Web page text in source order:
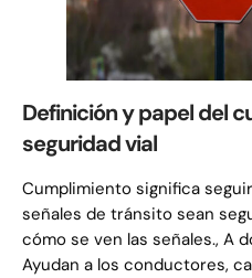
Definición y papel del
seguridad vial
Cumplimiento significa
señales de tránsito sean
cómo se ven las señales., A
Ayudan a los conductores,